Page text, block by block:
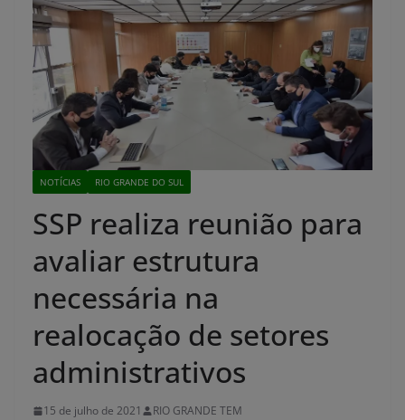
NOTÍCIAS RIO GRANDE DO SUL
SSP realiza reunião para
avaliar estrutura
necessária na
realocação de setores
administrativos
15 de julho de 2021 RIO GRANDE TEM